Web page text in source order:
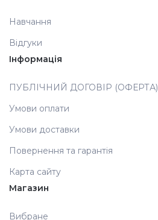
Навчання
Відгуки
Інформація
ПУБЛІЧНИЙ ДОГОВІР (ОФЕРТА)
Умови оплати
Умови доставки
Повернення та гарантія
Карта сайту
Магазин
Вибране